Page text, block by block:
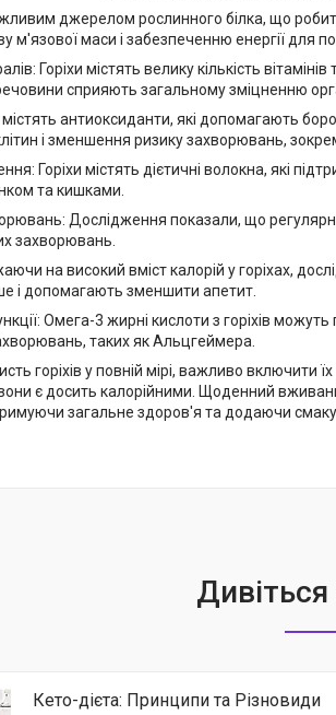
джерелом рослинного білка, що
м'язової маси і забезпеченню енергії для
Горіхи містять велику кількість
речовини сприяють загальному зміцненню
антиоксиданти, які допомагають
і зменшення ризику захворювань,
Горіхи містять дієтичні волокна, які
та кишками.
Дослідження показали, що
захворювань.
на високий вміст калорій у горіхах,
і допомагають зменшити апетит.
Омега-3 жирні кислоти з горіхів
таких як Альцгеймера.
горіхів у повній мірі, важливо включити
вони є досить калорійними. Щоденний
загальне здоров'я та додаючи смаку
Кето-дієта: Принципи та Різновиди